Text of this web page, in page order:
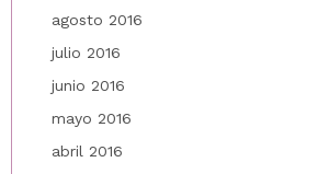
agosto 2016
julio 2016
junio 2016
mayo 2016
abril 2016